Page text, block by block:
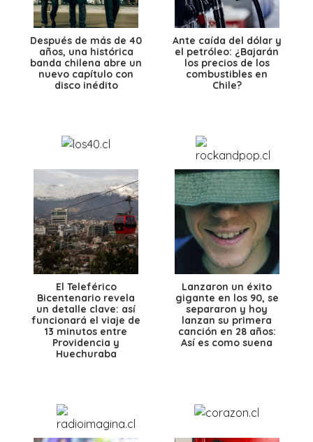
Después de más de 40
años, una histórica
banda chilena abre un
nuevo capítulo con
disco inédito
Ante caída del dólar y
el petróleo: ¿Bajarán
los precios de los
combustibles en
Chile?
El Teleférico
Bicentenario revela
un detalle clave: así
funcionará el viaje de
13 minutos entre
Providencia y
Huechuraba
Lanzaron un éxito
gigante en los 90, se
separaron y hoy
lanzan su primera
canción en 28 años:
Así es como suena